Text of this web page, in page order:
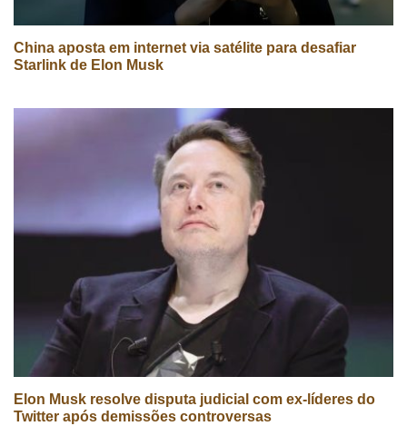
China aposta em internet via satélite para desafiar
Starlink de Elon Musk
Elon Musk resolve disputa judicial com ex-líderes do
Twitter após demissões controversas